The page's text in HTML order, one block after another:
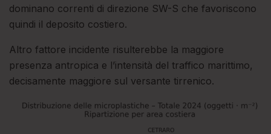
dominano correnti di direzione SW-S che favoriscono
quindi il deposito costiero.
Altro fattore incidente risulterebbe la maggiore
presenza antropica e l’intensità del traffico marittimo,
decisamente maggiore sul versante tirrenico.